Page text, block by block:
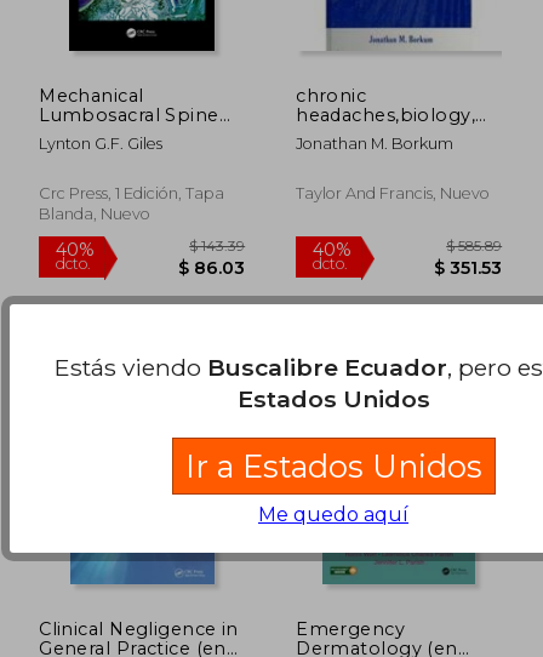
dcto. $ 94.28
45%
dcto. $
Mechanical
Lumbosacral Spine
Pain: Anatomy,
Histology and
Lynton G.F. Giles
Crc Press, 1 Edición, Tapa
Blanda, Nuevo
chronic
headaches,biology,
psychology, and
behavioral treatment
Jonathan M. Borkum
Taylor And Francis, Nuevo
Clinical Negligence in
General Practice (en
Emergency
Dermatology (en
Estás viendo Buscalibre Ecuador, pero
Estados Unidos
Ir a Estados Unidos
Me quedo aquí